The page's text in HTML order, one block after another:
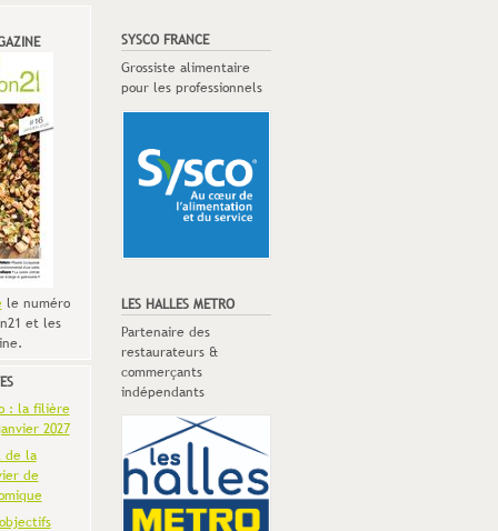
le numéro
et les
: la filière
2027
de la
de
SYSCO FRANCE
Grossiste alimentaire
pour les professionnels
LES HALLES METRO
Partenaire des
restaurateurs &
commerçants
indépendants